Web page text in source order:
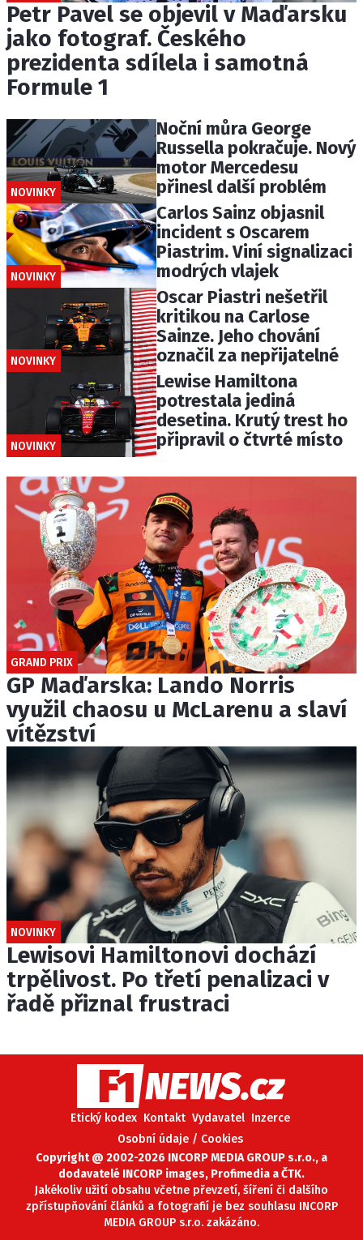
Petr Pavel se objevil v Maďarsku
jako fotograf. Českého
prezidenta sdílela i samotná
Formule 1
NOVINKY
Noční můra George
Russella pokračuje. Nový
motor Mercedesu
přinesl další problém
NOVINKY
Carlos Sainz objasnil
incident s Oscarem
Piastrim. Viní signalizaci
modrých vlajek
NOVINKY
Oscar Piastri nešetřil
kritikou na Carlose
Sainze. Jeho chování
označil za nepřijatelné
NOVINKY
Lewise Hamiltona
potrestala jediná
desetina. Krutý trest ho
připravil o čtvrté místo
GRAND PRIX
GP Maďarska: Lando Norris
využil chaosu u McLarenu a slaví
vítězství
NOVINKY
Lewisovi Hamiltonovi dochází
trpělivost. Po třetí penalizaci v
řadě přiznal frustraci
Etický kodex Kontakt Vydavatel Inzerce
Osobní údaje / Cookies
Copyright @ 2002-2026 INCORP MEDIA GROUP s.r.o., a
dodavatelé INCORP images, Profimedia a ČTK.
Jakékoliv užití obsahu včetne převzetí, šíření či dalšího
zpřístupňování článků a fotografií je bez souhlasu INCORP
MEDIA GROUP s.r.o. zakázáno.